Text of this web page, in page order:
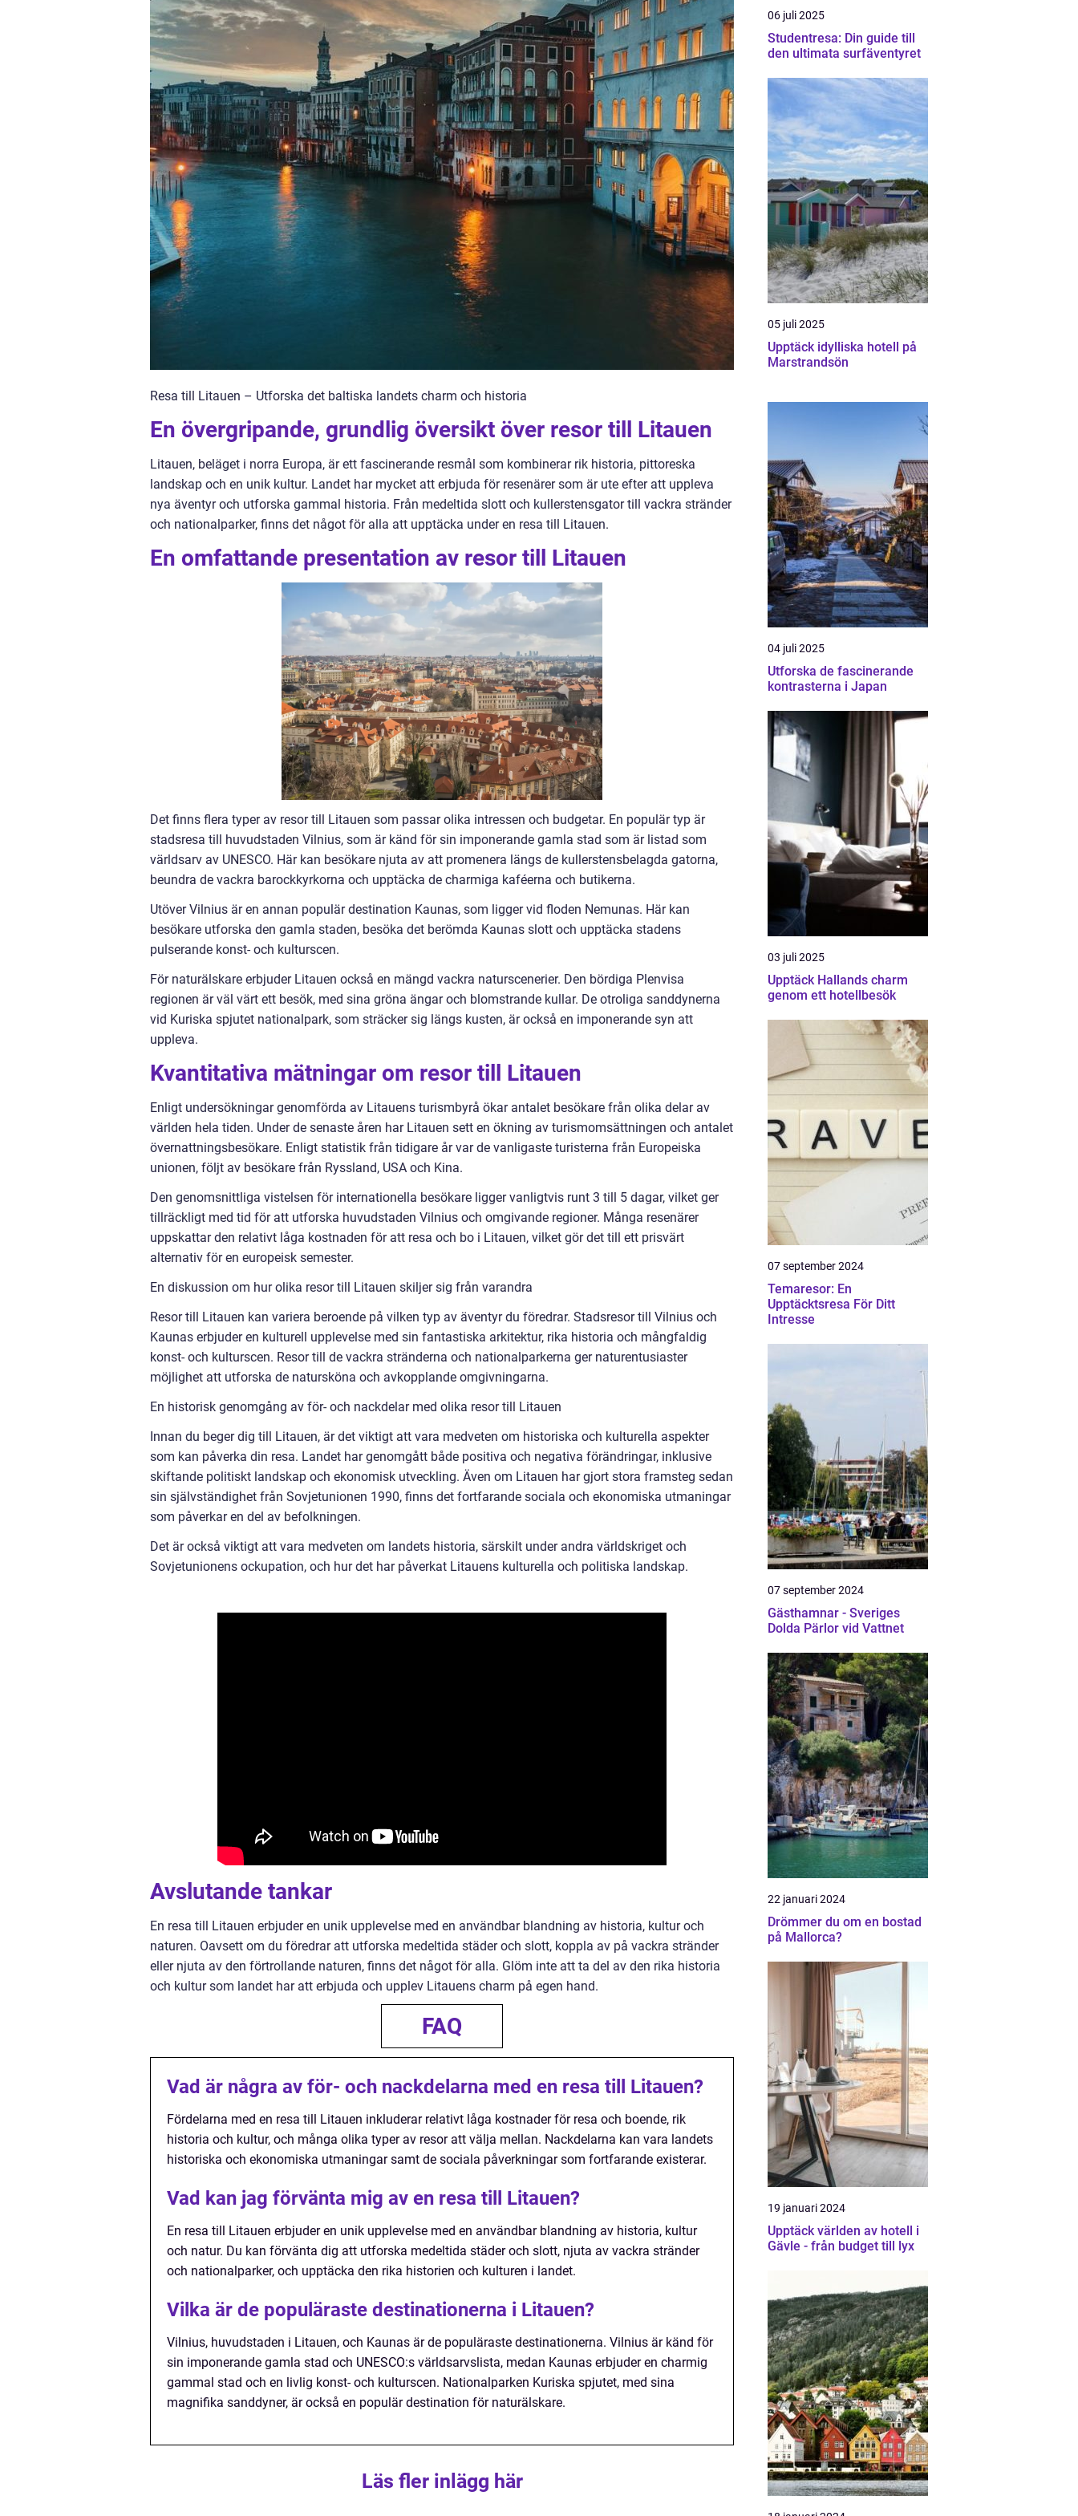
Resa till Litauen – Utforska det baltiska landets charm och historia
En övergripande, grundlig översikt över resor till Litauen
Litauen, beläget i norra Europa, är ett fascinerande resmål som kombinerar rik historia, pittoreska
landskap och en unik kultur. Landet har mycket att erbjuda för resenärer som är ute efter att uppleva
nya äventyr och utforska gammal historia. Från medeltida slott och kullerstensgator till vackra stränder
och nationalparker, finns det något för alla att upptäcka under en resa till Litauen.
En omfattande presentation av resor till Litauen
Det finns flera typer av resor till Litauen som passar olika intressen och budgetar. En populär typ är
stadsresa till huvudstaden Vilnius, som är känd för sin imponerande gamla stad som är listad som
världsarv av UNESCO. Här kan besökare njuta av att promenera längs de kullerstensbelagda gatorna,
beundra de vackra barockkyrkorna och upptäcka de charmiga kaféerna och butikerna.
Utöver Vilnius är en annan populär destination Kaunas, som ligger vid floden Nemunas. Här kan
besökare utforska den gamla staden, besöka det berömda Kaunas slott och upptäcka stadens
pulserande konst- och kulturscen.
För naturälskare erbjuder Litauen också en mängd vackra naturscenerier. Den bördiga Plenvisa
regionen är väl värt ett besök, med sina gröna ängar och blomstrande kullar. De otroliga sanddynerna
vid Kuriska spjutet nationalpark, som sträcker sig längs kusten, är också en imponerande syn att
uppleva.
Kvantitativa mätningar om resor till Litauen
Enligt undersökningar genomförda av Litauens turismbyrå ökar antalet besökare från olika delar av
världen hela tiden. Under de senaste åren har Litauen sett en ökning av turismomsättningen och antalet
övernattningsbesökare. Enligt statistik från tidigare år var de vanligaste turisterna från Europeiska
unionen, följt av besökare från Ryssland, USA och Kina.
Den genomsnittliga vistelsen för internationella besökare ligger vanligtvis runt 3 till 5 dagar, vilket ger
tillräckligt med tid för att utforska huvudstaden Vilnius och omgivande regioner. Många resenärer
uppskattar den relativt låga kostnaden för att resa och bo i Litauen, vilket gör det till ett prisvärt
alternativ för en europeisk semester.
En diskussion om hur olika resor till Litauen skiljer sig från varandra
Resor till Litauen kan variera beroende på vilken typ av äventyr du föredrar. Stadsresor till Vilnius och
Kaunas erbjuder en kulturell upplevelse med sin fantastiska arkitektur, rika historia och mångfaldig
konst- och kulturscen. Resor till de vackra stränderna och nationalparkerna ger naturentusiaster
möjlighet att utforska de natursköna och avkopplande omgivningarna.
En historisk genomgång av för- och nackdelar med olika resor till Litauen
Innan du beger dig till Litauen, är det viktigt att vara medveten om historiska och kulturella aspekter
som kan påverka din resa. Landet har genomgått både positiva och negativa förändringar, inklusive
skiftande politiskt landskap och ekonomisk utveckling. Även om Litauen har gjort stora framsteg sedan
sin självständighet från Sovjetunionen 1990, finns det fortfarande sociala och ekonomiska utmaningar
som påverkar en del av befolkningen.
Det är också viktigt att vara medveten om landets historia, särskilt under andra världskriget och
Sovjetunionens ockupation, och hur det har påverkat Litauens kulturella och politiska landskap.
Avslutande tankar
En resa till Litauen erbjuder en unik upplevelse med en användbar blandning av historia, kultur och
naturen. Oavsett om du föredrar att utforska medeltida städer och slott, koppla av på vackra stränder
eller njuta av den förtrollande naturen, finns det något för alla. Glöm inte att ta del av den rika historia
och kultur som landet har att erbjuda och upplev Litauens charm på egen hand.
FAQ
Vad är några av för- och nackdelarna med en resa till Litauen?
Fördelarna med en resa till Litauen inkluderar relativt låga kostnader för resa och boende, rik
historia och kultur, och många olika typer av resor att välja mellan. Nackdelarna kan vara landets
historiska och ekonomiska utmaningar samt de sociala påverkningar som fortfarande existerar.
Vad kan jag förvänta mig av en resa till Litauen?
En resa till Litauen erbjuder en unik upplevelse med en användbar blandning av historia, kultur
och natur. Du kan förvänta dig att utforska medeltida städer och slott, njuta av vackra stränder
och nationalparker, och upptäcka den rika historien och kulturen i landet.
Vilka är de populäraste destinationerna i Litauen?
Vilnius, huvudstaden i Litauen, och Kaunas är de populäraste destinationerna. Vilnius är känd för
sin imponerande gamla stad och UNESCO:s världsarvslista, medan Kaunas erbjuder en charmig
gammal stad och en livlig konst- och kulturscen. Nationalparken Kuriska spjutet, med sina
magnifika sanddyner, är också en populär destination för naturälskare.
Läs fler inlägg här
06 juli 2025
Studentresa: Din guide till
den ultimata surfäventyret
05 juli 2025
Upptäck idylliska hotell på
Marstrandsön
04 juli 2025
Utforska de fascinerande
kontrasterna i Japan
03 juli 2025
Upptäck Hallands charm
genom ett hotellbesök
07 september 2024
Temaresor: En
Upptäcktsresa För Ditt
Intresse
07 september 2024
Gästhamnar - Sveriges
Dolda Pärlor vid Vattnet
22 januari 2024
Drömmer du om en bostad
på Mallorca?
19 januari 2024
Upptäck världen av hotell i
Gävle - från budget till lyx